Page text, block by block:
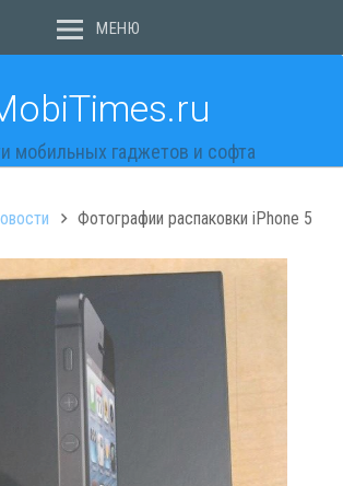
МЕНЮ
мобильных гаджетов и софта
Фотографии распаковки iPhone 5